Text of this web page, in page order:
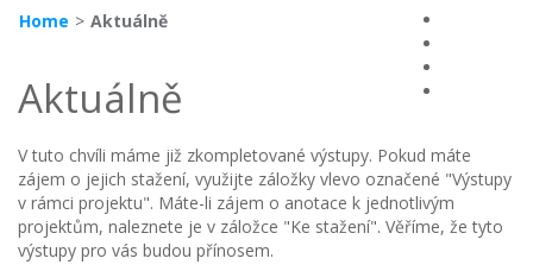
Home > Aktuálně
Aktuálně
V tuto chvíli máme již zkompletované výstupy. Pokud máte
zájem o jejich stažení, využijte záložky vlevo označené "Výstupy
v rámci projektu". Máte-li zájem o anotace k jednotlivým
projektům, naleznete je v záložce "Ke stažení". Věříme, že tyto
výstupy pro vás budou přínosem.